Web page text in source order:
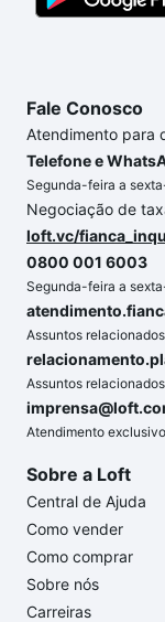
Fale Conosco
Atendimento para
Telefone e
Segunda-feira a
Negociação de
loft.vc/
0800 001 6003
Segunda-feira a
Assuntos
Assuntos
Atendimento
Sobre a Loft
Central de Ajuda
Como vender
Como comprar
Sobre nós
Carreiras